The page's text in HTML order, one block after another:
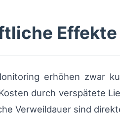
erhöhen zwar
durch verspätete
Verweildauer sind